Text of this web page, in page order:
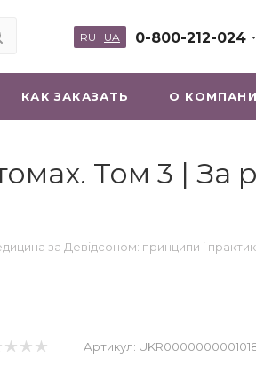
0-800-212-024
RU | UA
КАК ЗАКАЗАТЬ О
Том 3 | За
за Девідсоном: принципи і
Артикул: